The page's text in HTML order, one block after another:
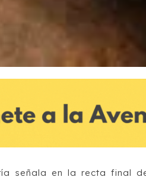
señala en la recta final